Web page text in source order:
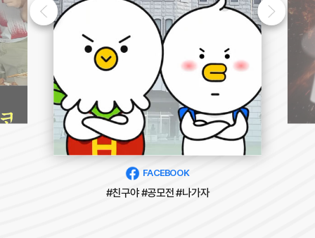
FACEBOOK
#친구야 #공모전 #나가자